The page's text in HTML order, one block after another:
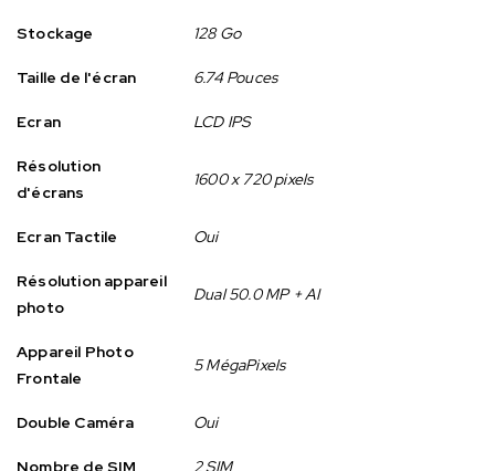
Stockage 128 Go
Taille de l'écran 6.74 Pouces
Ecran LCD IPS
Résolution
d'écrans
1600 x 720 pixels
Ecran Tactile Oui
Résolution appareil
photo
Dual 50.0 MP + AI
Appareil Photo
Frontale
5 MégaPixels
Double Caméra Oui
Nombre de SIM 2 SIM